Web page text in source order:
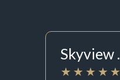
Skyview .